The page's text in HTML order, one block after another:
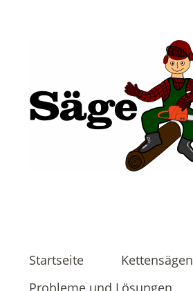
Startseite Kettensägen
Probleme und Lösungen